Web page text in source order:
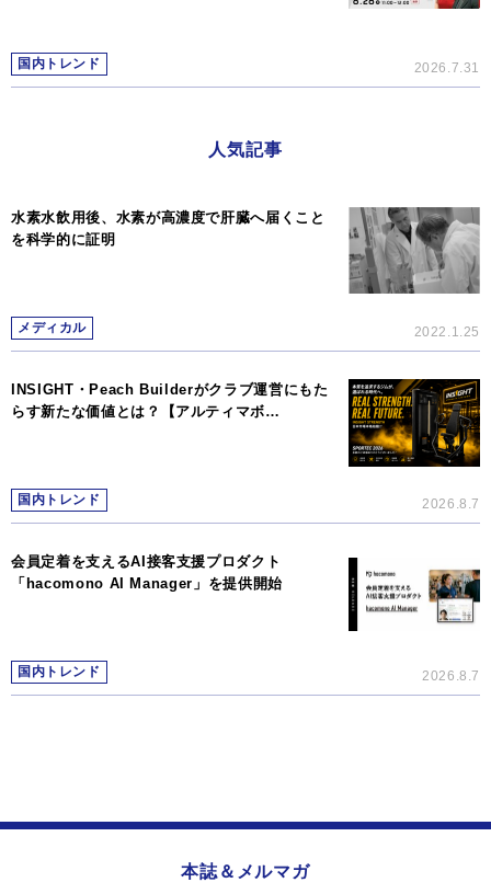
国内トレンド 2026.7.31
人気記事
水素水飲用後、水素が高濃度で肝臓へ届くこと
を科学的に証明
メディカル 2022.1.25
INSIGHT・Peach Builderがクラブ運営にもた
らす新たな価値とは？【アルティマボ…
国内トレンド 2026.8.7
会員定着を支えるAI接客支援プロダクト
「hacomono AI Manager」を提供開始
国内トレンド 2026.8.7
本誌＆メルマガ